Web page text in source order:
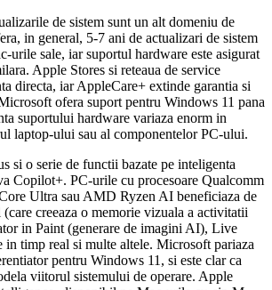
de sistem sunt un alt domeniu de
in general, 5-7 ani de actualizari de sistem
urile sale, iar suportul hardware este asigurat
Apple Stores si reteaua de service
directa, iar AppleCare+ extinde garantia si
ofera suport pentru Windows 11 pana
suportului hardware variaza enorm in
laptop-ului sau al componentelor PC-ului.
si o serie de functii bazate pe inteligenta
Copilot+. PC-urile cu procesoare Qualcomm
Ultra sau AMD Ryzen AI beneficiaza de
creeaza o memorie vizuala a activitatii
in Paint (generare de imagini AI), Live
in timp real si multe altele. Microsoft pariaza
pentru Windows 11, si este clar ca
viitorul sistemului de operare. Apple